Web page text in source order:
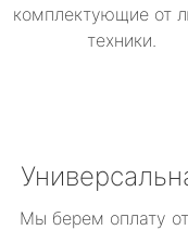
комплектующие от
техники.
Мы берем оплату